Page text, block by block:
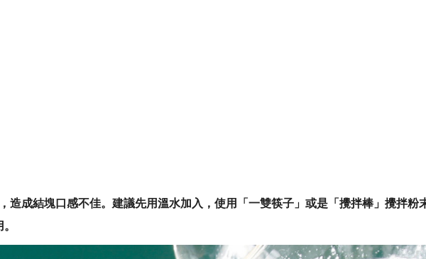
造成結塊口感不佳。建議先用溫水加入，使用「一雙筷子」或是「攪拌棒」攪拌粉